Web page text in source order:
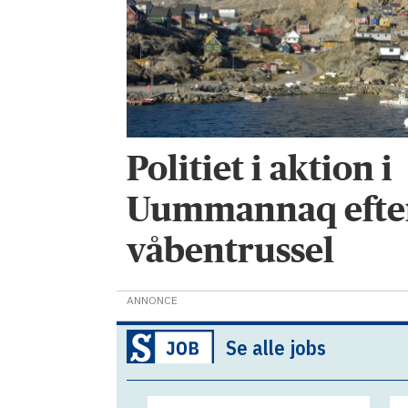
Politiet i aktion i
Uummannaq
våbentrussel
ANNONCE
Se alle jobs